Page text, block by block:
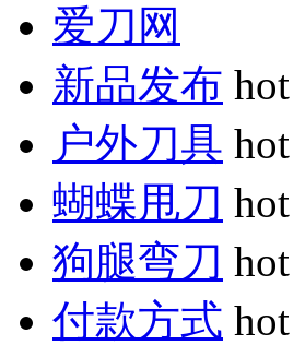
爱刀网
新品发布 hot
户外刀具 hot
蝴蝶甩刀 hot
狗腿弯刀 hot
付款方式 hot